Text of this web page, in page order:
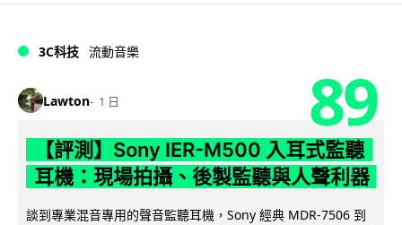
3C科技 流動音樂
Lawton 1 日 89
【評測】Sony IER-M500 入耳式監聽
耳機：現場拍攝、後製監聽與人聲利器
談到專業混音專用的聲音監聽耳機，Sony 經典 MDR-7506 到